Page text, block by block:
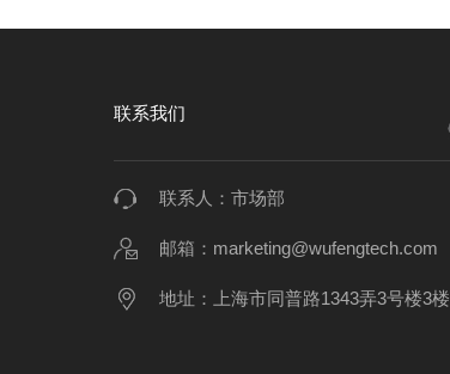
联系我们
联系人：市场部
邮箱：marketing@wufengtech.com
地址：上海市同普路1343弄3号楼3楼